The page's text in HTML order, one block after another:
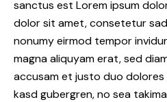
sanctus est Lorem ipsum
dolor sit amet, consetetur
nonumy eirmod tempor
magna aliquyam erat, sed
accusam et justo duo
kasd gubergren, no sea